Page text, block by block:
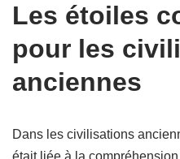
Les étoiles
pour les
anciennes
Dans les civilisations
était liée à la